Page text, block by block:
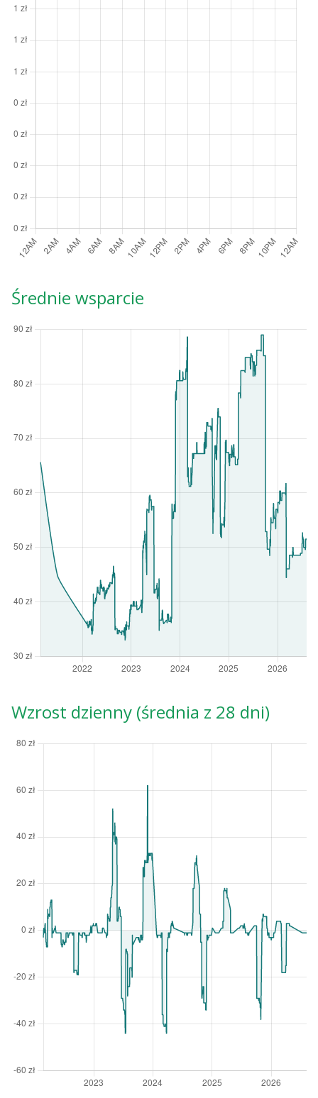
Średnie wsparcie
Wzrost dzienny (średnia z 28 dni)